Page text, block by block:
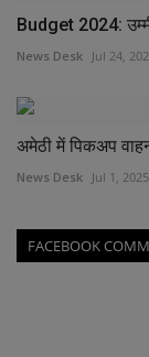
Budget 2024:
News Desk Jul 24,
अमेठी में पिकअप
News Desk Jul 1, 2025
FACEBOOK